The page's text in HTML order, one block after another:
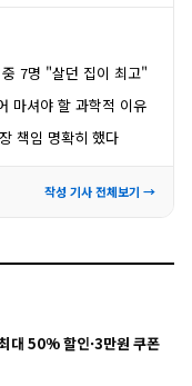
7명 "살던 집이 최고"
마셔야 할 과학적 이유
책임 명확히 했다
작성 기사 전체보기 →
대 50% 할인·3만원 쿠폰